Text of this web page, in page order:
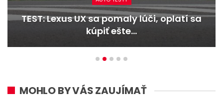
TEST: Lexus UX sa pomaly lúči, oplatí sa
kúpiť ešte…
MOHLO BY VÁS ZAUJÍMAŤ